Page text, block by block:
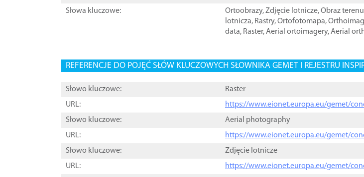
Słowa kluczowe:
Ortoobrazy,Zdjęcie lotnicze,Obraz terenu
lotnicza, Rastry,Ortofotomapa,
data, Raster,Aerial ortoimagery,Aerial
REFERENCJE DO POJĘĆ SŁÓW KLUCZOWYCH SŁOWNIKA GEMET I REJESTRU
Słowo kluczowe:
Raster
URL:
https://www.eionet.europa.eu/gemet/
Słowo kluczowe:
Aerial photography
URL:
https://www.eionet.europa.eu/gemet/
Słowo kluczowe:
Zdjęcie lotnicze
URL:
https://www.eionet.europa.eu/gemet/